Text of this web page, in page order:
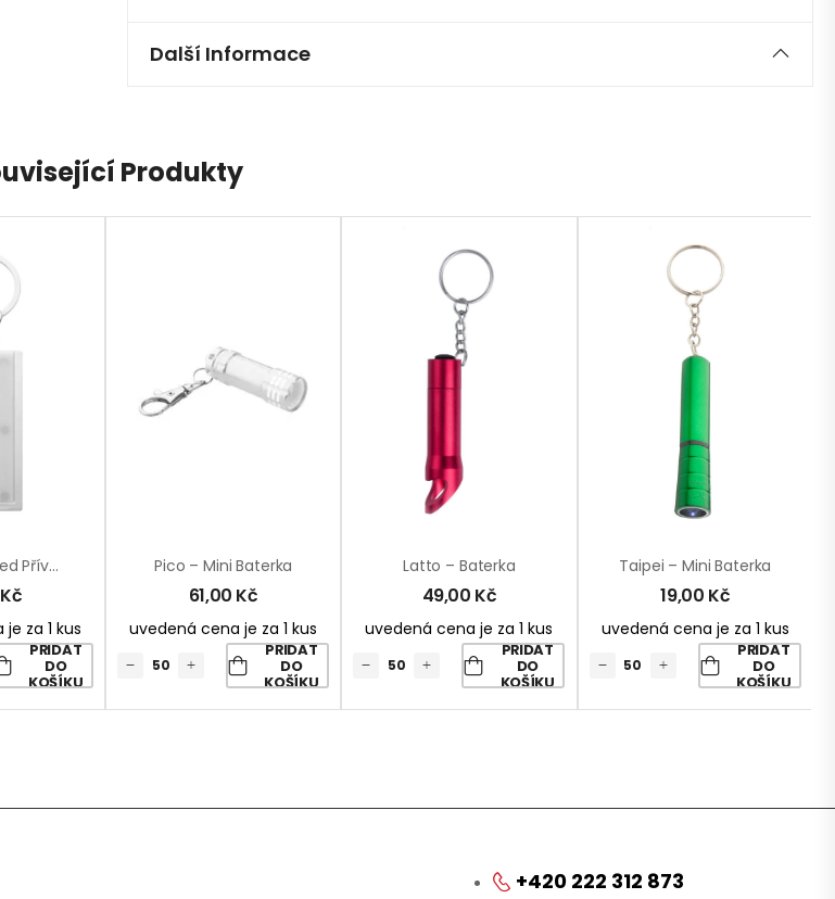
Další Informace
Produkty
Industrial – Led Přívěšek
Kč
za 1 kus
PŘIDAT
DO
KOŠÍKU
Pico – Mini Baterka
61,00 Kč
uvedená cena je za 1 kus
PŘIDAT
DO
KOŠÍKU
Latto – Baterka
49,00 Kč
uvedená cena je za 1 kus
PŘIDAT
DO
KOŠÍKU
Taipei – Mini Baterka
19,00 Kč
uvedená cena je za 1 kus
PŘIDAT
DO
KOŠÍKU
+420 222 312 873